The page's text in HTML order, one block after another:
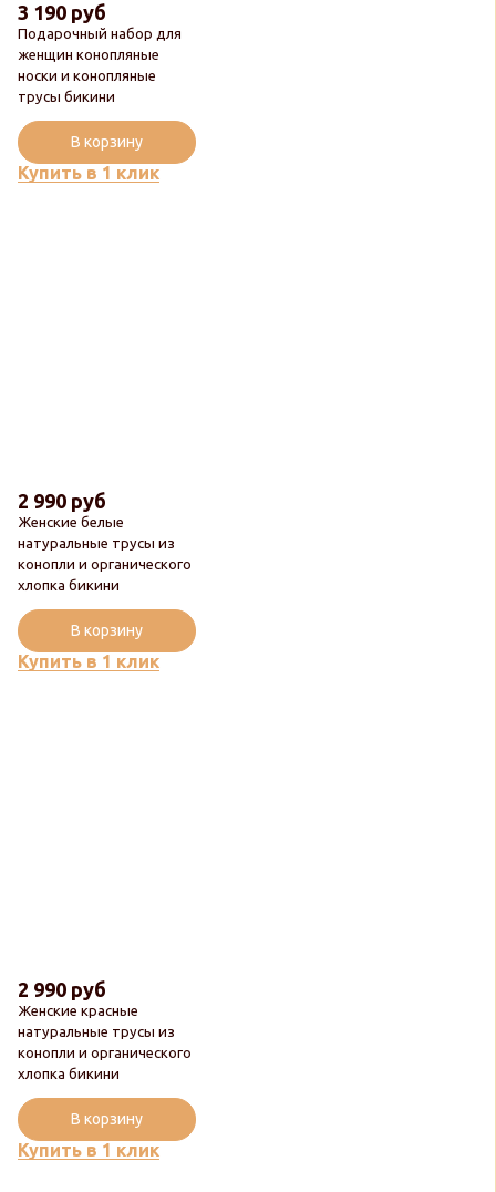
Подарочный набор для
женщин конопляные
носки и конопляные
трусы бикини
3 190 руб
Купить в 1 клик
В корзину
Женские белые
натуральные трусы из
конопли и органического
хлопка бикини
2 990 руб
Купить в 1 клик
В корзину
Женские красные
натуральные трусы из
конопли и органического
хлопка бикини
2 990 руб
Купить в 1 клик
В корзину